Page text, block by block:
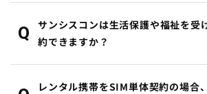
サンシスコンは生活保護や福祉を受
約できますか？
レンタル携帯をSIM単体契約の場合